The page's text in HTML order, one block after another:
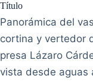
Título
Panorámica del
cortina y vertedor
presa Lázaro
vista desde aguas